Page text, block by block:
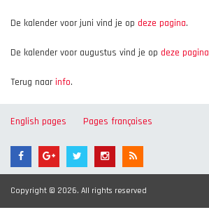
De kalender voor juni vind je op deze pagina.
De kalender voor augustus vind je op deze pagina
Terug naarinfo.
English pages Pages françaises
Copyright © 2026. All rights reserved